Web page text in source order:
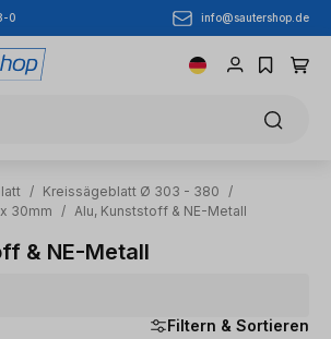
0 info@sautershop.de
/ Kreissägeblatt Ø 303 - 380
/
30mm
/ Alu, Kunststoff & NE-Metall
& NE-Metall
Filtern & Sortieren